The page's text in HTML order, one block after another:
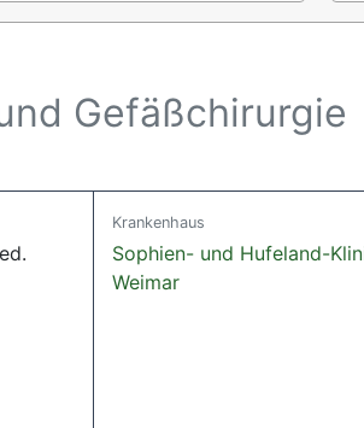
Gefäßchirurgie
Krankenhaus
Sophien- und Hufeland-
Weimar